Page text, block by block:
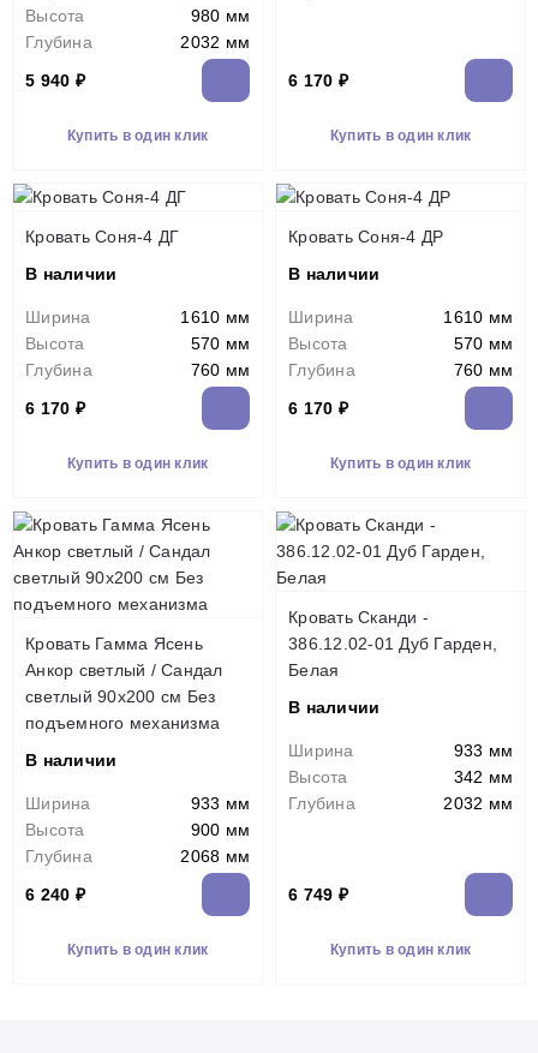
Высота
980 мм
Глубина
2032 мм
5 940 ₽
Купить в один клик
6 170 ₽
Купить в один клик
Кровать Соня-4 ДГ
В наличии
Ширина
1610 мм
Высота
570 мм
Глубина
760 мм
6 170 ₽
Купить в один клик
Кровать Соня-4 ДР
В наличии
Ширина
1610 мм
Высота
570 мм
Глубина
760 мм
6 170 ₽
Купить в один клик
Кровать Гамма Ясень
Анкор светлый / Сандал
светлый 90х200 см Без
подъемного механизма
В наличии
Ширина
933 мм
Высота
900 мм
Глубина
2068 мм
6 240 ₽
Купить в один клик
Кровать Сканди -
386.12.02-01 Дуб Гарден,
Белая
В наличии
Ширина
933 мм
Высота
342 мм
Глубина
2032 мм
6 749 ₽
Купить в один клик